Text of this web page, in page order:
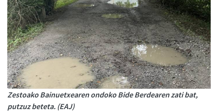
Zestoako Bainuetxearen ondoko Bide Berdearen zati bat,
putzuz beteta. (EAJ)